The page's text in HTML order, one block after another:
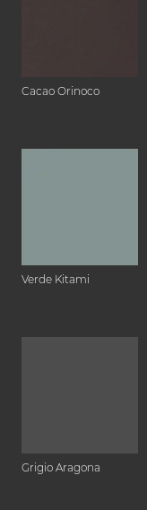
Cacao Orinoco
Verde Kitami
Grigio Aragona